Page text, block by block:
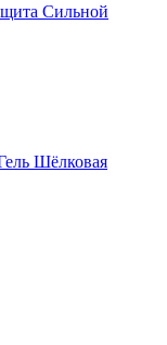
Сильной
Шёлковая